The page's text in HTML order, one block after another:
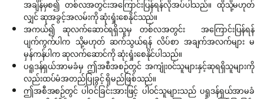
အချိန်မှစ၍ တစ်လအတွင်းအကြောင်းပြန်ရန်လိုအပ်ပါသည်။ ထိုသို့မဟုတ်
လျှင် ဆုအခွင့်အလမ်းကို ဆုံးရှုံးစေနိုင်သည်။
အကယ်၍ ဆုလက်ဆောင်ရရှိသူမှ တစ်လအတွင်း အကြောင်းပြန်ရန်
ပျက်ကွက်ပါက သို့မဟုတ် ဆက်သွယ်ရန် လိပ်စာ အချက်အလက်များ မ
မှန်ကန်ပါက ဆုလက်ဆောင်ကို ဆုံးရှုံးစေနိုင်ပါသည်။
ပရူဒန်ရှယ်အာမခံမှ ဤအစီအစဉ်တွင် အကျုံး၀င်သူများနှင့်ဆုရရှိသူများကို
လည်းထပ်မံအတည်ပြုခွင့် ရှိမည်ဖြစ်သည်။
ဤအစီအစဉ်တွင် ပါဝင်ခြင်းအားဖြင့် ပါဝင်သူများသည် ပရူဒန်ရှယ်အာမခံ